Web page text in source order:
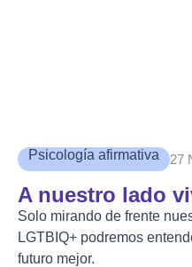
Psicología afirmativa 27
A nuestro lado
Solo mirando de frente
LGTBIQ+ podremos
futuro mejor.